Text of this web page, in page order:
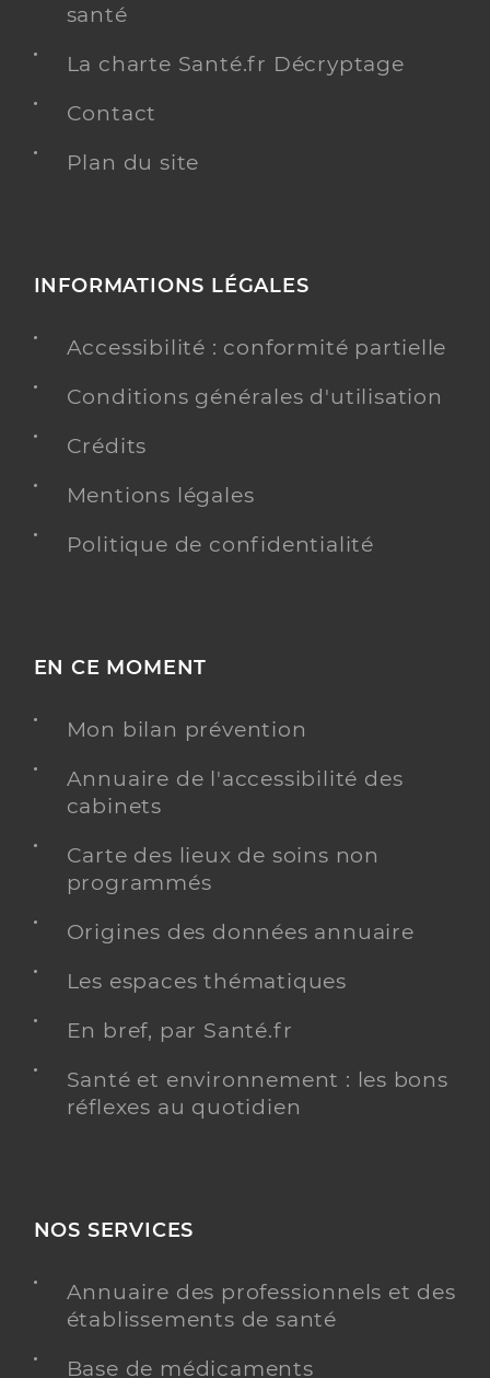
santé
La charte Santé.fr Décryptage
Contact
Plan du site
INFORMATIONS LÉGALES
Accessibilité : conformité partielle
Conditions générales d'utilisation
Crédits
Mentions légales
Politique de confidentialité
EN CE MOMENT
Mon bilan prévention
Annuaire de l'accessibilité des
cabinets
Carte des lieux de soins non
programmés
Origines des données annuaire
Les espaces thématiques
En bref, par Santé.fr
Santé et environnement : les bons
réflexes au quotidien
NOS SERVICES
Annuaire des professionnels et des
établissements de santé
Base de médicaments